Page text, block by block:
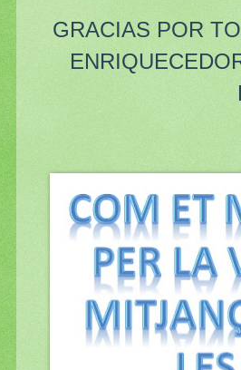
GRACIAS POR